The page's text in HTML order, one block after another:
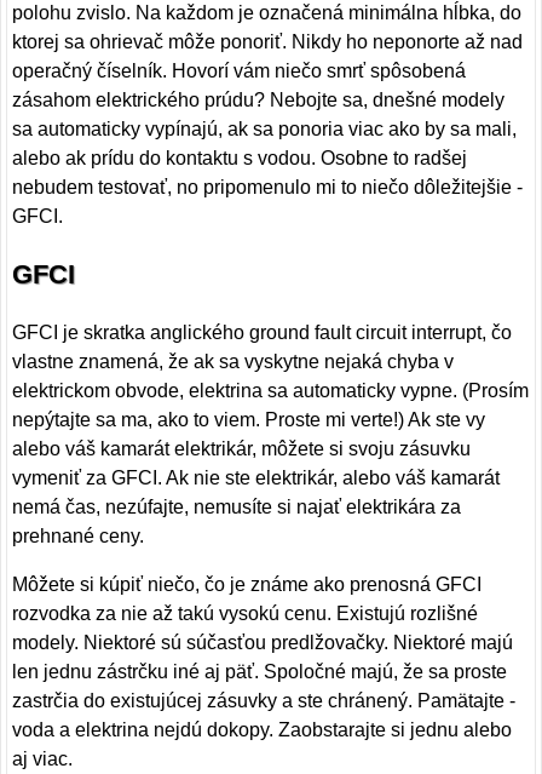
polohu zvislo. Na každom je označená minimálna hĺbka, do
ktorej sa ohrievač môže ponoriť. Nikdy ho neponorte až nad
operačný číselník. Hovorí vám niečo smrť spôsobená
zásahom elektrického prúdu? Nebojte sa, dnešné modely
sa automaticky vypínajú, ak sa ponoria viac ako by sa mali,
alebo ak prídu do kontaktu s vodou. Osobne to radšej
nebudem testovať, no pripomenulo mi to niečo dôležitejšie -
GFCI.
GFCI
GFCI je skratka anglického ground fault circuit interrupt, čo
vlastne znamená, že ak sa vyskytne nejaká chyba v
elektrickom obvode, elektrina sa automaticky vypne. (Prosím
nepýtajte sa ma, ako to viem. Proste mi verte!) Ak ste vy
alebo váš kamarát elektrikár, môžete si svoju zásuvku
vymeniť za GFCI. Ak nie ste elektrikár, alebo váš kamarát
nemá čas, nezúfajte, nemusíte si najať elektrikára za
prehnané ceny.
Môžete si kúpiť niečo, čo je známe ako prenosná GFCI
rozvodka za nie až takú vysokú cenu. Existujú rozlišné
modely. Niektoré sú súčasťou predlžovačky. Niektoré majú
len jednu zástrčku iné aj päť. Spoločné majú, že sa proste
zastrčia do existujúcej zásuvky a ste chránený. Pamätajte -
voda a elektrina nejdú dokopy. Zaobstarajte si jednu alebo
aj viac.